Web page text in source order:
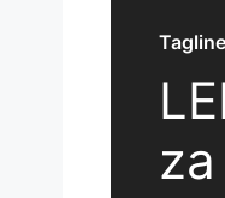
Tagline